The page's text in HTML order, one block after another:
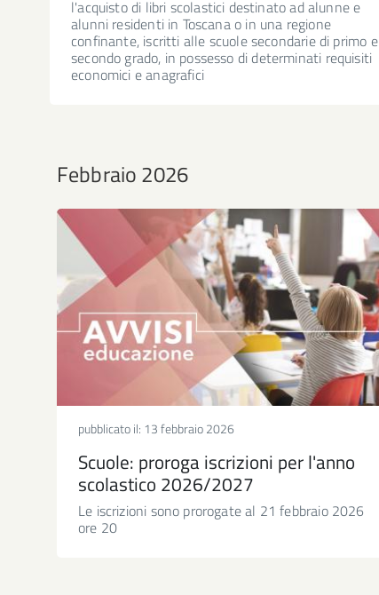
l'acquisto di libri scolastici destinato ad alunne e
alunni residenti in Toscana o in una regione
confinante, iscritti alle scuole secondarie di primo e
secondo grado, in possesso di determinati requisiti
economici e anagrafici
Febbraio 2026
pubblicato il: 13 febbraio 2026
Scuole: proroga iscrizioni per l'anno
scolastico 2026/2027
Le iscrizioni sono prorogate al 21 febbraio 2026
ore 20